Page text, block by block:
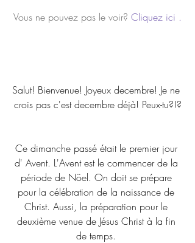
Vous ne pouvez pas le voir? Cliquez ici .
Salut! Bienvenue! Joyeux decembre! Je ne
crois pas c'est decembre déjà! Peux-tu?!?
Ce dimanche passé était le premier jour
d' Avent. L'Avent est le commencer de la
période de Nöel. On doit se prépare
pour la célébration de la naissance de
Christ. Aussi, la préparation pour le
deuxième venue de Jésus Christ à la fin
de temps.